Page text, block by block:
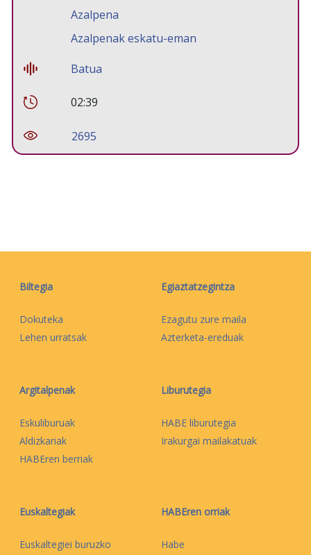
Azalpena
Azalpenak eskatu-eman
Batua
02:39
2695
Biltegia
Dokuteka
Lehen urratsak
Egiaztatzegintza
Ezagutu zure maila
Azterketa-ereduak
Argitalpenak
Eskuliburuak
Aldizkariak
HABEren berriak
Liburutegia
HABE liburutegia
Irakurgai mailakatuak
Euskaltegiak
Euskaltegiei buruzko
HABEren orriak
Habe